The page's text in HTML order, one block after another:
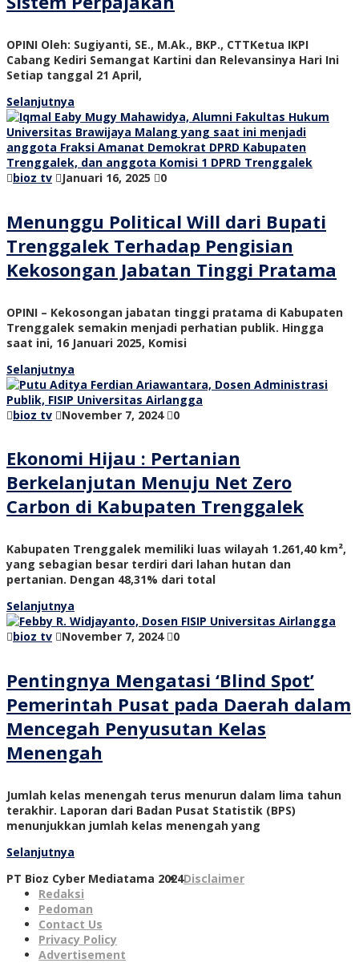
OPINI Oleh: Sugiyanti, SE., M.Ak., BKP., CTTKetua IKPI
Cabang Kediri Semangat Kartini dan Relevansinya Hari Ini
Setiap tanggal 21 April,
Selanjutnya
bioz tv Januari 16, 2025 0
Menunggu Political Will dari Bupati
Trenggalek Terhadap Pengisian
Kekosongan Jabatan Tinggi Pratama
OPINI – Kekosongan jabatan tinggi pratama di Kabupaten
Trenggalek semakin menjadi perhatian publik. Hingga
saat ini, 16 Januari 2025, Komisi
Selanjutnya
bioz tv November 7, 2024 0
Ekonomi Hijau : Pertanian
Berkelanjutan Menuju Net Zero
Carbon di Kabupaten Trenggalek
Kabupaten Trenggalek memiliki luas wilayah 1.261,40 km²,
yang sebagian besar terdiri dari lahan hutan dan
pertanian. Dengan 48,31% dari total
Selanjutnya
bioz tv
November 7, 2024 0
Pentingnya Mengatasi ‘Blind Spot’
Pemerintah Pusat pada Daerah dalam
Mencegah Penyusutan Kelas
Menengah
Jumlah kelas menengah terus menurun dalam lima tahun
terakhir. Laporan dari Badan Pusat Statistik (BPS)
menunjukkan jumlah kelas menengah yang
Selanjutnya
PT Bioz Cyber Mediatama 2024Disclaimer
Redaksi
Pedoman
Contact Us
Privacy Policy
Advertisement